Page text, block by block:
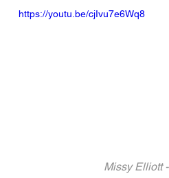
https://youtu.be/cjIvu7e6Wq8
Missy Elliott